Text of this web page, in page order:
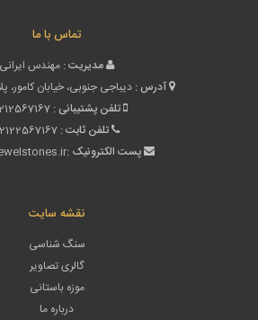
تماس با ما
مدیریت : مهندس ایرانی
آدرس : دیباجی جنوبی، خیابان کامور، پلاک ۱۴۰
تلفن پشتیبانی :
تلفن ثابت :
پست الکترونیک :
نقشه سایت
سنگ شناسی
گالری تصاویر
موزه باستانی
درباره ما